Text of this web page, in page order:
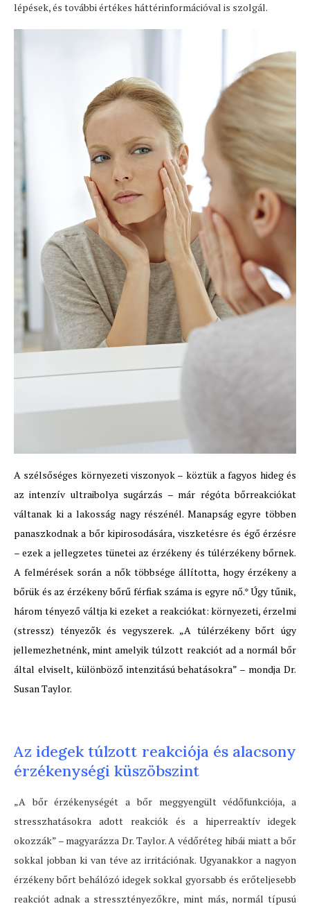
lépések, és további értékes háttérinformációval is szolgál.
A szélsőséges környezeti viszonyok – köztük a fagyos hideg és
az intenzív ultraibolya sugárzás – már régóta bőrreakciókat
váltanak ki a lakosság nagy részénél. Manapság egyre többen
panaszkodnak a bőr kipirosodására, viszketésre és égő érzésre
– ezek a jellegzetes tünetei az érzékeny és túlérzékeny bőrnek.
A felmérések során a nők többsége állította, hogy érzékeny a
bőrük és az érzékeny bőrű férfiak száma is egyre nő.* Úgy tűnik,
három tényező váltja ki ezeket a reakciókat: környezeti, érzelmi
(stressz) tényezők és vegyszerek. „A túlérzékeny bőrt úgy
jellemezhetnénk, mint amelyik túlzott reakciót ad a normál bőr
által elviselt, különböző intenzitású behatásokra” – mondja Dr.
Susan Taylor.
Az idegek túlzott reakciója és alacsony
érzékenységi küszöbszint
„A bőr érzékenységét a bőr meggyengült védőfunkciója, a
stresszhatásokra adott reakciók és a hiperreaktív idegek
okozzák” – magyarázza Dr. Taylor. A védőréteg hibái miatt a bőr
sokkal jobban ki van téve az irritációnak. Ugyanakkor a nagyon
érzékeny bőrt behálózó idegek sokkal gyorsabb és erőteljesebb
reakciót adnak a stressztényezőkre, mint más, normál típusú